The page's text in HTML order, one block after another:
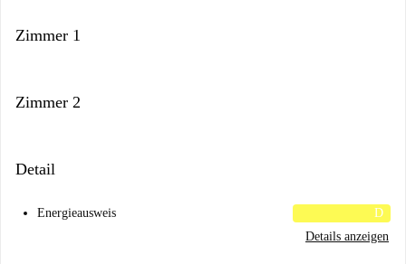
Zimmer 1
Zimmer 2
Detail
Energieausweis
D
Details anzeigen